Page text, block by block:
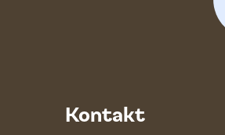
Kontakt